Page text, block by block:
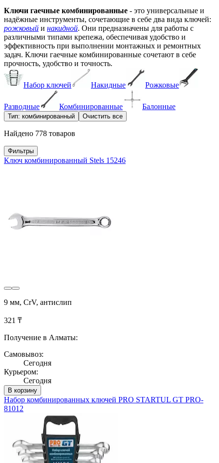
Ключи гаечные комбинированные - это универсальные и
надёжные инструменты, сочетающие в себе два вида ключей:
рожковый и накидной. Они предназначены для работы с
различными типами крепежа, обеспечивая удобство и
эффективность при выполнении монтажных и ремонтных
задач. Ключи гаечные комбинированные сочетают в себе
прочность, удобство и точность.
Набор ключей Накидные Рожковые
Разводные Комбинированные Балонные
Тип: комбинированный Очистить все
Найдено 778 товаров
Фильтры
Ключ комбинированный Stels 15246
9 мм, CrV, антислип
321 ₸
Получение в Алматы:
Самовывоз:
Сегодня
Курьером:
Сегодня
В корзину
Набор комбинированных ключей PRO STARTUL GT PRO-
81012